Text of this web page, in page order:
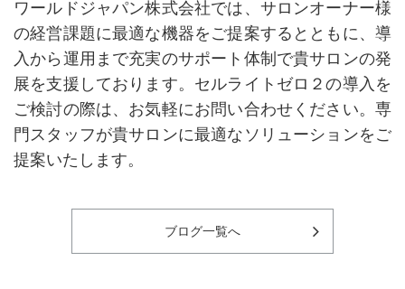
ワールドジャパン株式会社では、サロンオーナー様
の経営課題に最適な機器をご提案するとともに、導
入から運用まで充実のサポート体制で貴サロンの発
展を支援しております。セルライトゼロ２の導入を
ご検討の際は、お気軽にお問い合わせください。専
門スタッフが貴サロンに最適なソリューションをご
提案いたします。
ブログ一覧へ